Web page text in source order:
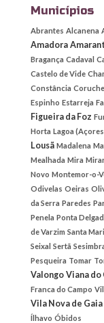
Municípios
Abrantes Alcanena
Amadora
Bragança Cadaval
Castelo de Vide
Constância Coruche
Espinho Estarreja
Figueira da Foz
Horta Lagoa
Lousã Madalena
Mealhada Mira
Novo Montemor-o-
Odivelas Oeiras
da Serra Paredes
Penela Ponta
de Varzim Santa
Seixal Sertã
Pesqueira Tomar
Valongo Viana
Franca do Campo
Vila Nova de Gaia
Ílhavo Óbidos